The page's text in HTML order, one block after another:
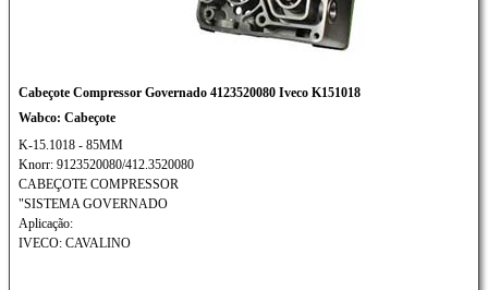
Cabeçote Compressor Governado 4123520080 Iveco K151018
Wabco: Cabeçote
K-15.1018 - 85MM
Knorr: 9123520080/412.3520080
CABEÇOTE COMPRESSOR
"SISTEMA GOVERNADO
Aplicação:
IVECO: CAVALINO